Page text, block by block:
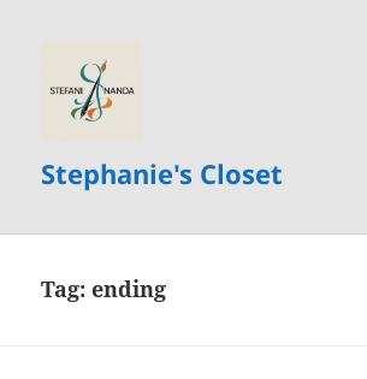
Stephanie's Closet
Tag:ending